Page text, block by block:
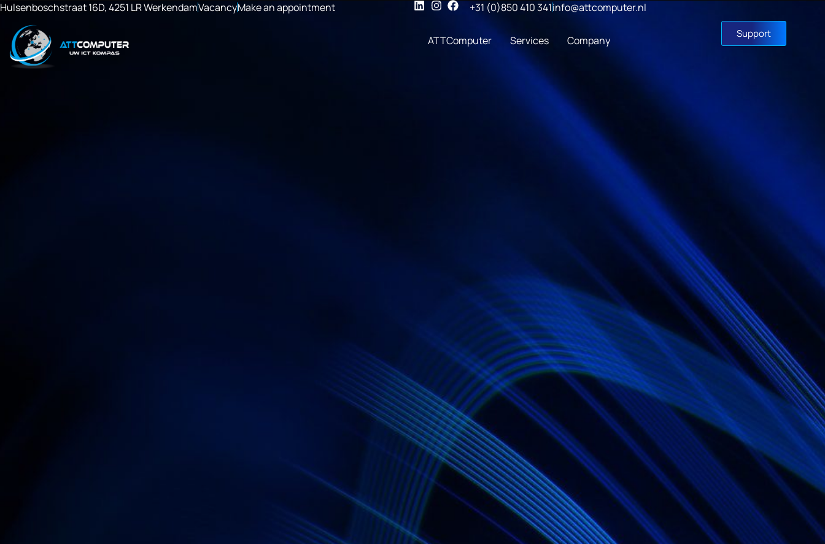
Hulsenboschstraat 16D, 4251 LR WerkendamVacancyMake an appointment +31 (0)850 410 341info@attcomputer.nl
ATTComputer Services Company
Support